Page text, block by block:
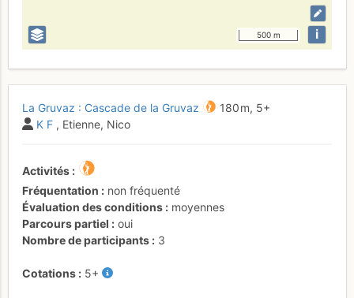
500 m i
La Gruvaz : Cascade de la Gruvaz 180 m, 5+
K F , Etienne, Nico
Activités
Fréquentation
non fréquenté
Évaluation des conditions
moyennes
Parcours partiel
oui
Nombre de participants
3
Cotations 5+